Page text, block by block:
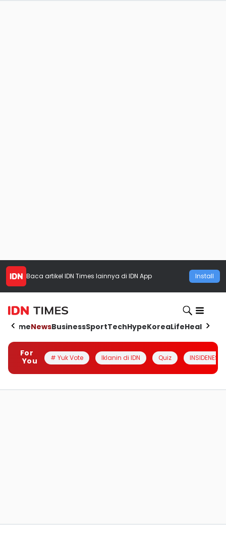
Baca artikel IDN Times lainnya di IDN App Install
HomeNewsBusinessSportTechHypeKoreaLifeHealth
For
You
# Yuk Vote Iklanin di IDN Quiz INSIDENESIA